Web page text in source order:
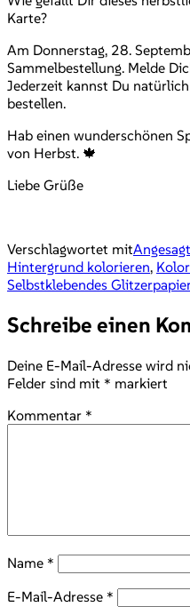
Karte?
Am Donnerstag, 28.
Sammelbestellung. Melde
Jederzeit kannst Du
bestellen.
Hab einen wunderschönen
von Herbst. 🍁
Liebe Grüße
Verschlagwortet mit
Hintergrund kolorieren,
Selbstklebendes
Schreibe einen
Deine E-Mail-Adresse wird
Felder sind mit * markiert
Kommentar *
Name *
E-Mail-Adresse *